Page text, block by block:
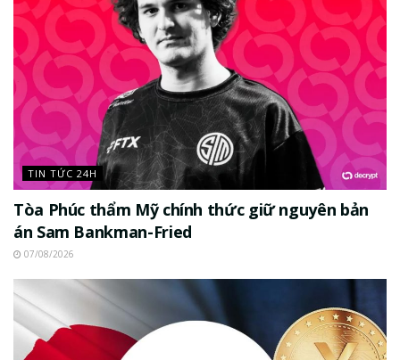
TIN TỨC 24H
Tòa Phúc thẩm Mỹ chính thức giữ nguyên bản
án Sam Bankman-Fried
07/08/2026